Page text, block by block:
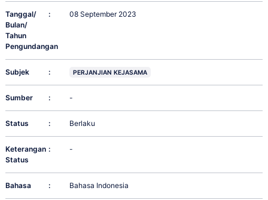
Tanggal/
Bulan/
Tahun
Pengundangan
: 08 September 2023
Subjek : PERJANJIAN KEJASAMA
Sumber : -
Status : Berlaku
Keterangan
Status
: -
Bahasa : Bahasa Indonesia